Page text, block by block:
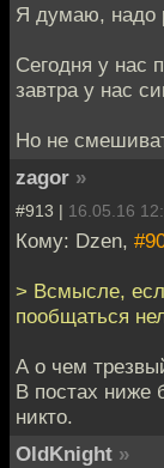
Я думаю, надо
Сегодня у нас
завтра у нас
Но не
zagor »
#913 | 16.05.16
Кому: Dzen,
> Всмысле,
пообщаться
А о чем
В постах ниже
никто.
OldKnight »